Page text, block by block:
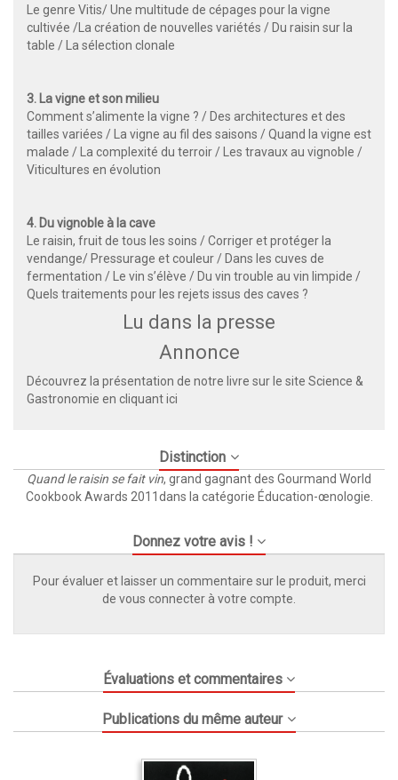
Le genre Vitis/ Une multitude de cépages pour la vigne
cultivée /La création de nouvelles variétés / Du raisin sur la
table / La sélection clonale
3. La vigne et son milieu
Comment s’alimente la vigne ? / Des architectures et des
tailles variées / La vigne au fil des saisons / Quand la vigne est
malade / La complexité du terroir / Les travaux au vignoble /
Viticultures en évolution
4. Du vignoble à la cave
Le raisin, fruit de tous les soins / Corriger et protéger la
vendange/ Pressurage et couleur / Dans les cuves de
fermentation / Le vin s’élève / Du vin trouble au vin limpide /
Quels traitements pour les rejets issus des caves ?
Lu dans la presse
Annonce
Découvrez la présentation de notre livre sur le site Science &
Gastronomie en cliquantici
Distinction
Quand le raisin se fait vin, grand gagnant des Gourmand World
Cookbook Awards 2011dans la catégorie Éducation-œnologie.
Donnez votre avis !
Pour évaluer et laisser un commentaire sur le produit, merci
de vous connecter à votre compte.
Évaluations et commentaires
Publications du même auteur